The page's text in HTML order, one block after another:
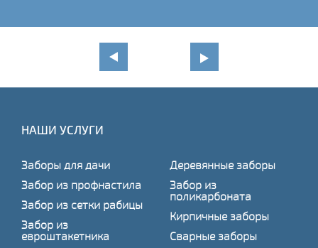
НАШИ УСЛУГИ
Заборы для дачи
Забор из профнастила
Забор из сетки рабицы
Забор из
евроштакетника
Деревянные заборы
Забор из
поликарбоната
Кирпичные заборы
Сварные заборы